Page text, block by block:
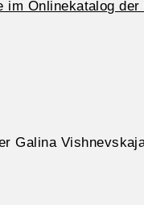
im Onlinekatalog
Galina